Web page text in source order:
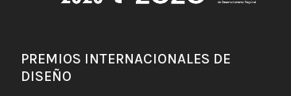
PREMIOS INTERNACIONALES DE
DISEÑO